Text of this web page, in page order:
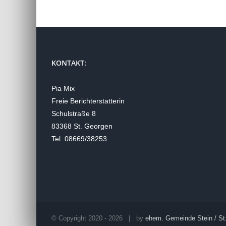
KONTAKT:
Pia Mix
Freie Berichterstatterin
Schulstraße 8
83368 St. Georgen
Tel. 08669/38253
© Copyright 2020 - 2026 | by ehem. Gemeinde Stein /